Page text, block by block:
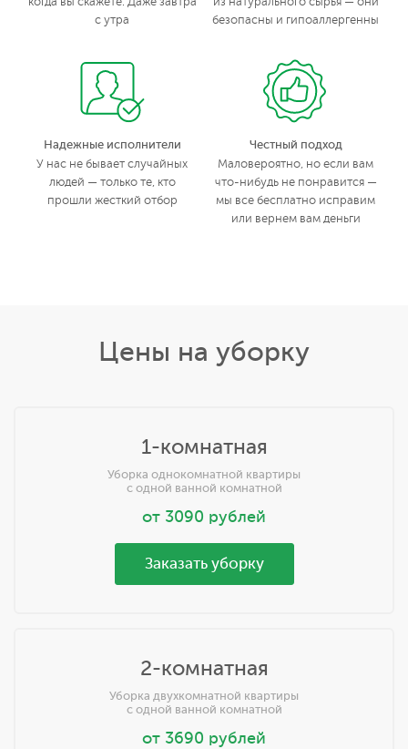
с утра
безопасны и гипоаллергенны
Надежные исполнители
У нас не бывает случайных
людей — только те, кто
прошли жесткий отбор
Честный подход
Маловероятно, но если вам
что-нибудь не понравится —
мы все бесплатно исправим
или вернем вам деньги
Цены на уборку
1-комнатная
Уборка однокомнатной квартиры
с одной ванной комнатной
от 3090 рублей
Заказать уборку
2-комнатная
Уборка двухкомнатной квартиры
с одной ванной комнатной
от 3690 рублей